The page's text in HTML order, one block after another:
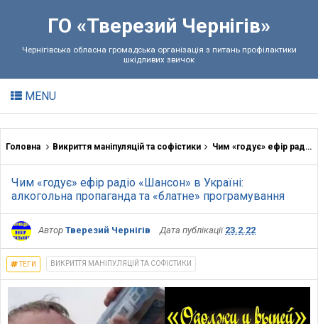
ГО «Тверезий Чернігів»
Чернігівська обласна громадська організація з питань профілактики
шкідливих звичок
MENU
Головна Викриття маніпуляцій та софістики Чим «годує» ефір радіо «Шансон» в Україні: алкогольна пропаганда та «блатне» програмування
Чим «годує» ефір радіо «Шансон» в Україні:
алкогольна пропаганда та «блатне» програмування
Автор Тверезий Чернігів Дата публікації23.2.22
ТЕГИ ВИКРИТТЯ МАНІПУЛЯЦІЙ ТА СОФІСТИКИ